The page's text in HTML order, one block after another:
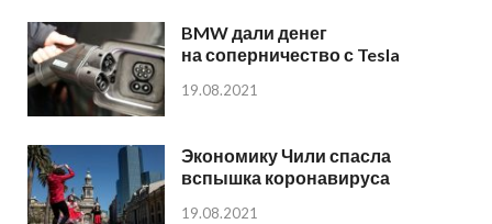
BMW дали денег
на соперничество с Tesla
19.08.2021
Экономику Чили спасла
вспышка коронавируса
19.08.2021